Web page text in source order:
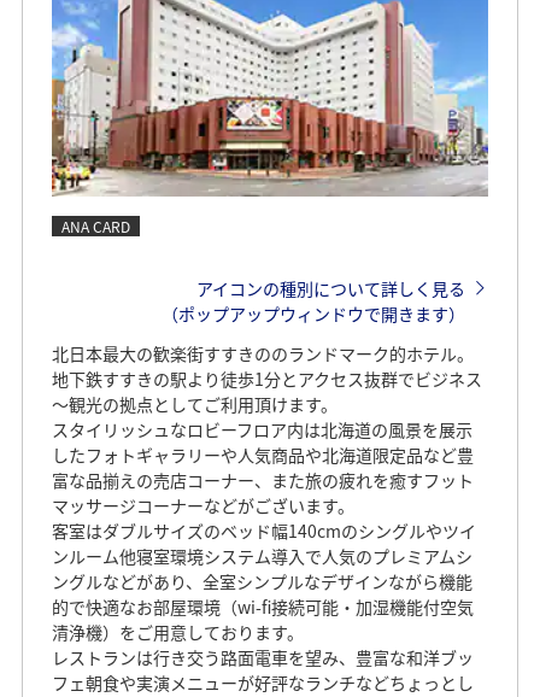
ANA CARD
アイコンの種別について詳しく見る
（ポップアップウィンドウで開きます）
北日本最大の歓楽街すすきののランドマーク的ホテル。
地下鉄すすきの駅より徒歩1分とアクセス抜群でビジネス
～観光の拠点としてご利用頂けます。
スタイリッシュなロビーフロア内は北海道の風景を展示
したフォトギャラリーや人気商品や北海道限定品など豊
富な品揃えの売店コーナー、また旅の疲れを癒すフット
マッサージコーナーなどがございます。
客室はダブルサイズのベッド幅140cmのシングルやツイ
ンルーム他寝室環境システム導入で人気のプレミアムシ
ングルなどがあり、全室シンプルなデザインながら機能
的で快適なお部屋環境（wi-fi接続可能・加湿機能付空気
清浄機）をご用意しております。
レストランは行き交う路面電車を望み、豊富な和洋ブッ
フェ朝食や実演メニューが好評なランチなどちょっとし